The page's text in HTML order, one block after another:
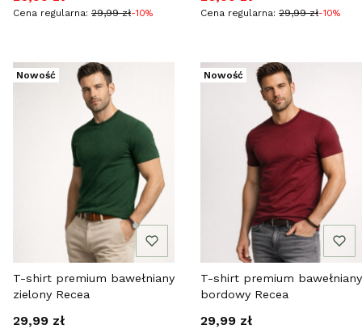
Cena regularna: 29,99 zł-10% Cena regularna: 29,99 zł-10%
Nowość
T-shirt premium bawełniany
zielony Recea
Cena
29,99 zł
Nowość
T-shirt premium bawełniany
bordowy Recea
Cena
29,99 zł